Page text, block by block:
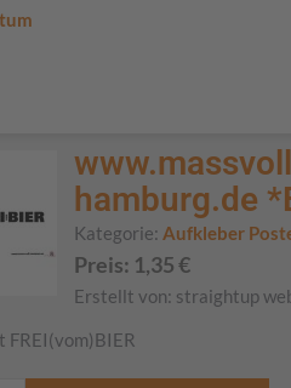
hamburg.de
Kategorie:Aufkleber
Preis: 1,35€
Erstellt von: straightup
FREI(vom)BIER